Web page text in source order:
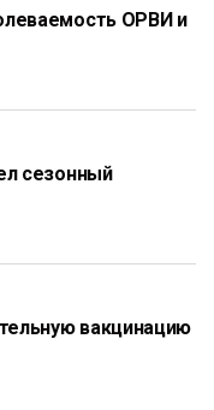
ОРВИ и
сезонный
вакцинацию